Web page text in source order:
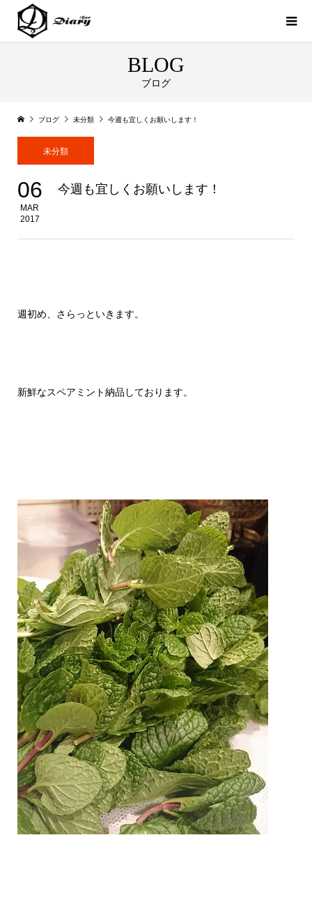
BLOG
ブログ
ブログ 未分類 今週も宜しくお願いします！
未分類
06
MAR
2017
今週も宜しくお願いします！
週初め、さらっといきます。
新鮮なスペアミント納品しております。